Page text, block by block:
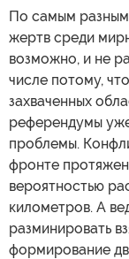
По самым разным
жертв среди
возможно, и не
числе потому,
захваченных
референдумы
проблемы.
фронте
вероятностью
километров. А
разминировать
формирование